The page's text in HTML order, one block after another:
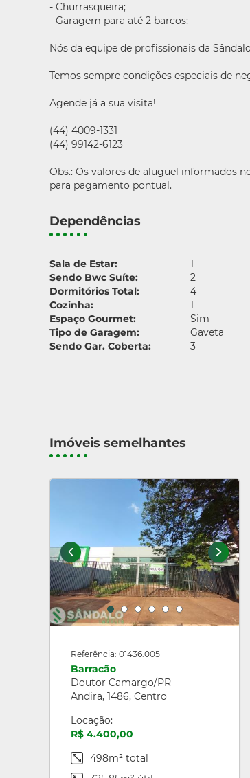
- Churrasqueira;
- Garagem para até 2 barcos;
Nós da equipe de profissionais da
Temos sempre condições especiais de
Agende já a sua visita!
(44) 4009-1331
(44) 99142-6123
Obs.: Os valores de aluguel informados
para pagamento pontual.
Dependências
Sala de Estar: 1
Sendo Bwc Suíte:
2
Dormitórios Total:
4
Cozinha:
1
Espaço Gourmet:
Sim
Tipo de Garagem:
Gaveta
Sendo Gar. Coberta:
3
Imóveis semelhantes
Referência: 01436.005
Barracão
Doutor Camargo/PR
Andira, 1486, Centro
Locação:
R$ 4.400,00
498m² total